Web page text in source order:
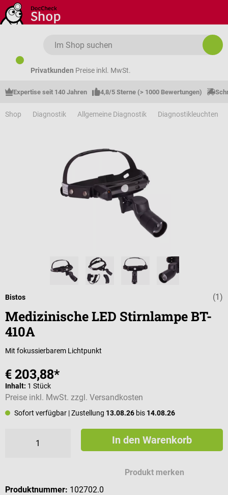
Zum Hauptinhalt springen
Privatkunden Preise inkl. MwSt.
Expertise seit 140 Jahren 4,8/5 Sterne (> 1000 Bewertungen)
Shop Diagnostik Allgemeine Diagnostik Diagnostikleuchten
(1)
Bistos
Medizinische LED Stirnlampe BT-
410A
Mit fokussierbarem Lichtpunkt
€ 203,88*
Inhalt: 1 Stück
Preise inkl. MwSt. zzgl. Versandkosten
Sofort verfügbar | Zustellung 13.08.26 bis 14.08.26
In den Warenkorb
Produkt merken
Produktnummer: 102702.0